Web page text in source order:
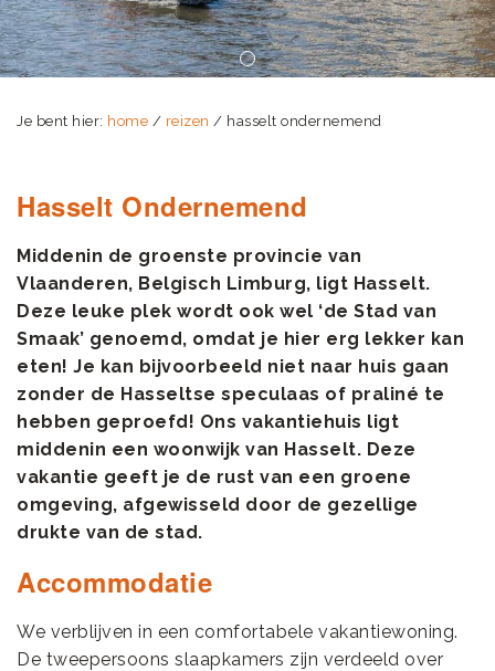
Je bent hier: home / reizen / hasselt ondernemend
Hasselt Ondernemend
Middenin de groenste provincie van
Vlaanderen, Belgisch Limburg, ligt Hasselt.
Deze leuke plek wordt ook wel ‘de Stad van
Smaak’ genoemd, omdat je hier erg lekker kan
eten! Je kan bijvoorbeeld niet naar huis gaan
zonder de Hasseltse speculaas of praliné te
hebben geproefd! Ons vakantiehuis ligt
middenin een woonwijk van Hasselt. Deze
vakantie geeft je de rust van een groene
omgeving, afgewisseld door de gezellige
drukte van de stad.
Accommodatie
We verblijven in een comfortabele vakantiewoning.
De tweepersoons slaapkamers zijn verdeeld over